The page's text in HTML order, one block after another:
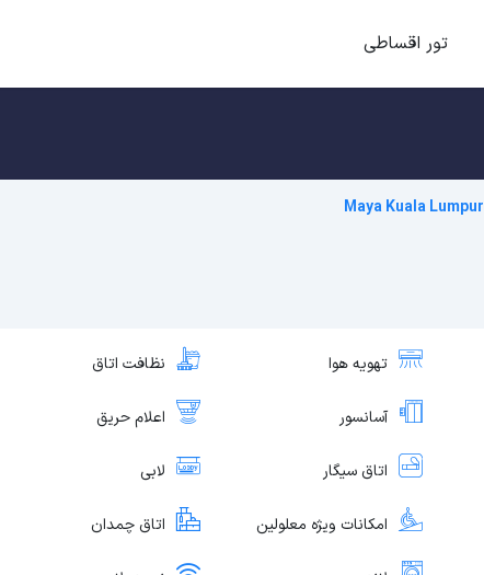
تور اقساطی
Maya Kuala Lumpur
تهویه هوا نظافت اتاق
آسانسور اعلام حریق
اتاق سیگار لابی
امکانات ویژه معلولین اتاق چمدان